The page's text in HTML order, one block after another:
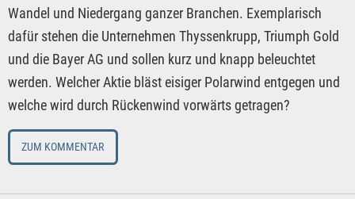
Wandel und Niedergang ganzer Branchen. Exemplarisch
dafür stehen die Unternehmen Thyssenkrupp, Triumph Gold
und die Bayer AG und sollen kurz und knapp beleuchtet
werden. Welcher Aktie bläst eisiger Polarwind entgegen und
welche wird durch Rückenwind vorwärts getragen?
ZUM KOMMENTAR